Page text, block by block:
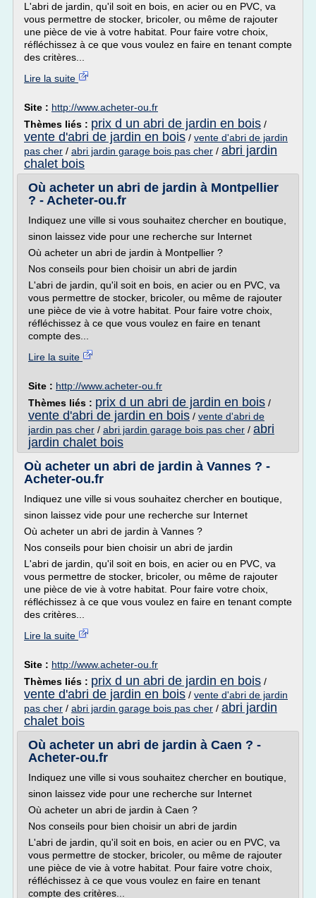
L'abri de jardin, qu'il soit en bois, en acier ou en PVC, va
vous permettre de stocker, bricoler, ou même de rajouter
une pièce de vie à votre habitat. Pour faire votre choix,
réfléchissez à ce que vous voulez en faire en tenant compte
des critères...
Lire la suite
Site : http://www.acheter-ou.fr
Thèmes liés : prix d un abri de jardin en bois /
vente d'abri de jardin en bois / vente d'abri de jardin
pas cher / abri jardin garage bois pas cher / abri jardin
chalet bois
Où acheter un abri de jardin à Montpellier
? - Acheter-ou.fr
Indiquez une ville si vous souhaitez chercher en boutique,
sinon laissez vide pour une recherche sur Internet
Où acheter un abri de jardin à Montpellier ?
Nos conseils pour bien choisir un abri de jardin
L'abri de jardin, qu'il soit en bois, en acier ou en PVC, va
vous permettre de stocker, bricoler, ou même de rajouter
une pièce de vie à votre habitat. Pour faire votre choix,
réfléchissez à ce que vous voulez en faire en tenant
compte des...
Lire la suite
Site : http://www.acheter-ou.fr
Thèmes liés : prix d un abri de jardin en bois /
vente d'abri de jardin en bois / vente d'abri de
jardin pas cher / abri jardin garage bois pas cher / abri
jardin chalet bois
Où acheter un abri de jardin à Vannes ? -
Acheter-ou.fr
Indiquez une ville si vous souhaitez chercher en boutique,
sinon laissez vide pour une recherche sur Internet
Où acheter un abri de jardin à Vannes ?
Nos conseils pour bien choisir un abri de jardin
L'abri de jardin, qu'il soit en bois, en acier ou en PVC, va
vous permettre de stocker, bricoler, ou même de rajouter
une pièce de vie à votre habitat. Pour faire votre choix,
réfléchissez à ce que vous voulez en faire en tenant compte
des critères...
Lire la suite
Site : http://www.acheter-ou.fr
Thèmes liés : prix d un abri de jardin en bois /
vente d'abri de jardin en bois / vente d'abri de jardin
pas cher / abri jardin garage bois pas cher / abri jardin
chalet bois
Où acheter un abri de jardin à Caen ? -
Acheter-ou.fr
Indiquez une ville si vous souhaitez chercher en boutique,
sinon laissez vide pour une recherche sur Internet
Où acheter un abri de jardin à Caen ?
Nos conseils pour bien choisir un abri de jardin
L'abri de jardin, qu'il soit en bois, en acier ou en PVC, va
vous permettre de stocker, bricoler, ou même de rajouter
une pièce de vie à votre habitat. Pour faire votre choix,
réfléchissez à ce que vous voulez en faire en tenant
compte des critères...